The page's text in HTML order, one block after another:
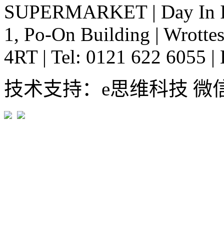
SUPERMARKET | Day In
1, Po-On Building |
4RT | Tel: 0121 622 6055 |
技术支持：e思维科技 微